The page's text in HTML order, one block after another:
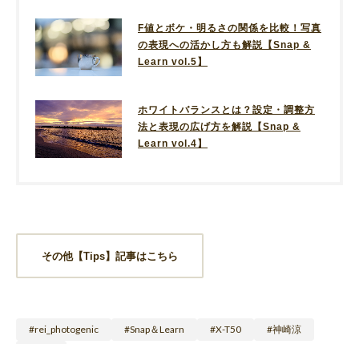
F値とボケ・明るさの関係を比較！写真
の表現への活かし方も解説【Snap &
Learn vol.5】
ホワイトバランスとは？設定・調整方
法と表現の広げ方を解説【Snap &
Learn vol.4】
その他【Tips】記事はこちら
rei_photogenic Snap＆Learn X-T50
神崎涼